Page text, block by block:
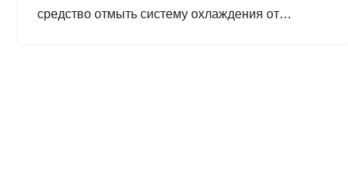
средство отмыть систему охлаждения от…